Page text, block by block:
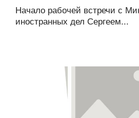
Начало рабочей встречи с
иностранных дел Сергеем...